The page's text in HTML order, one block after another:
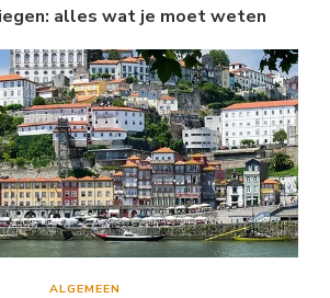
alles wat je moet weten
ALGEMEEN